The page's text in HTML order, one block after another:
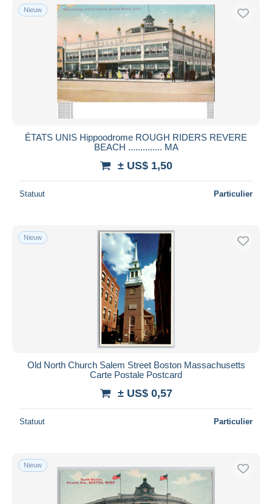
Nieuw
ÉTATS UNIS Hippoodrome ROUGH RIDERS REVERE
BEACH .............. MA
± US$ 1,50
Statuut Particulier
Nieuw
Old North Church Salem Street Boston Massachusetts
Carte Postale Postcard
± US$ 0,57
Statuut Particulier
Nieuw